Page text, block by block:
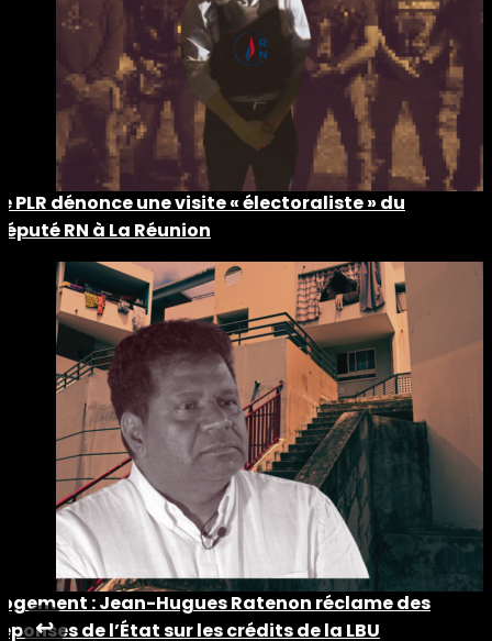
PLR dénonce une visite « électoraliste » du
RN à La Réunion
: Jean-Hugues Ratenon réclame des
de l’État sur les crédits de la LBU
↩︎